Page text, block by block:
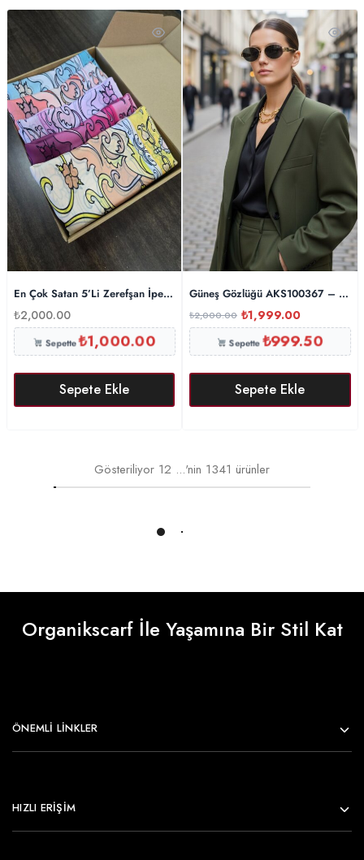
En Çok Satan 5’Li Zerefşan İpek Şal – KT258522
₺2,000.00
Sepette₺1,000.00
Sepete Ekle
Güneş Gözlüğü AKS100367 – Gold
₺2,000.00 ₺1,999.00
Sepette₺999.50
Sepete Ekle
Gösteriliyor 12 ...'nin 1341 ürünler
Daha Fazlasını Yükle
Organikscarf İle Yaşamına Bir Stil Kat
ÖNEMLI LINKLER
HIZLI ERİŞİM